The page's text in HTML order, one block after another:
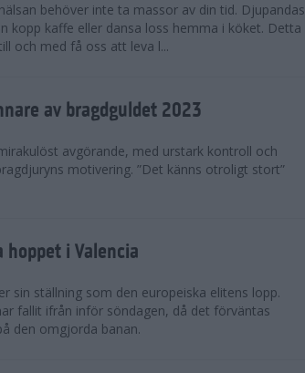
behöver inte ta massor av din tid. Djupandas
kopp kaffe eller dansa loss hemma i köket. Detta
och med få oss att leva l...
av bragdguldet 2023
avgörande, med urstark kontroll och
motivering. ”Det känns otroligt stort”
hoppet i Valencia
sin ställning som den europeiska elitens lopp.
fallit ifrån inför söndagen, då det förväntas
den omgjorda banan.